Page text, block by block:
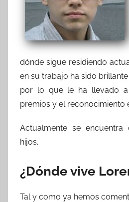
dónde sigue residiendo
en su trabajo ha sido
por lo que le ha llevado a
premios y el reconocimiento
Actualmente se encuentra
hijos.
¿Dónde vive
Tal y como ya hemos